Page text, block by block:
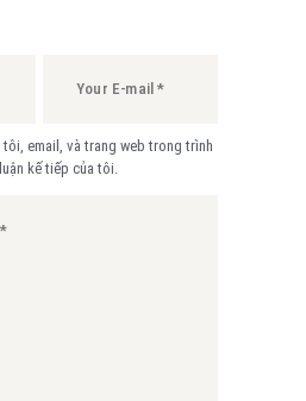
tôi, email, và trang web trong trình
kế tiếp của tôi.